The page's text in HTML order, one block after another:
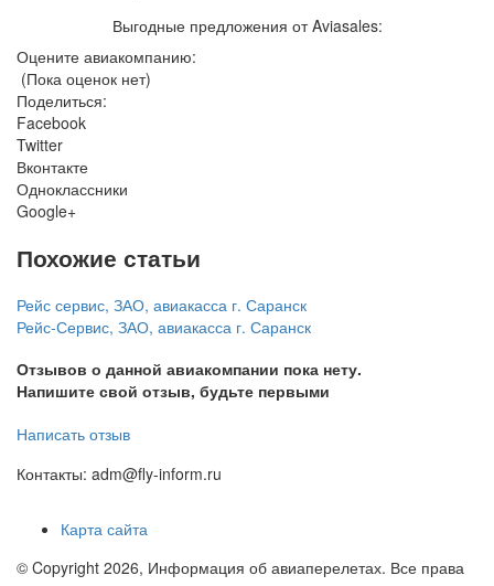
Выгодные предложения от Aviasales:
Оцените авиакомпанию:
(Пока оценок нет)
Поделиться:
Facebook
Twitter
Вконтакте
Одноклассники
Google+
Похожие статьи
Рейс сервис, ЗАО, авиакасса г. Саранск
Рейс-Сервис, ЗАО, авиакасса г. Саранск
Отзывов о данной авиакомпании пока нету.
Напишите свой отзыв, будьте первыми
Написать отзыв
Контакты: adm@fly-inform.ru
Карта сайта
© Copyright 2026, Информация об авиаперелетах. Все права